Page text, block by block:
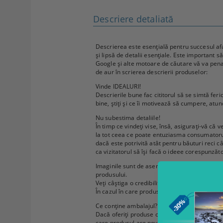
Descriere detaliată
Descrierea este esențială pentru succesul
și lipsă de detalii esențiale. Este important
Google și alte motoare de căutare vă va
de aur în scrierea descrierii produselor:
Vinde IDEALURI!
Descrierile bune fac cititorul să se simtă
bine, știți și ce îi motivează să cumpere,
Nu subestima detaliile!
În timp ce vindeți vise, însă, asigurați-vă că
la tot ceea ce poate entuziasma
dacă este potrivită atât pentru băuturi reci
ca vizitatorul să își facă o ideee
Imaginile sunt de asemenea importante,
produsului.
Veți câștiga o credibilitate suplimentară
În cazul în care produsele dvs. au recenzii
Ce conține ambalajul?
Dacă oferiți produse care sunt însoțite de